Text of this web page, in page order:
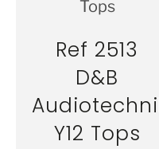
Ref 2513
D&B
Y12 Tops